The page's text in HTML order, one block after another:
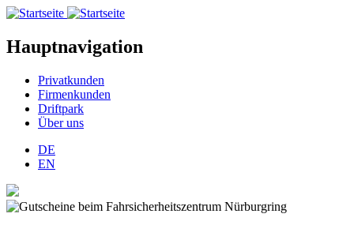
Hauptnavigation
Privatkunden
Firmenkunden
Driftpark
Über uns
DE
EN